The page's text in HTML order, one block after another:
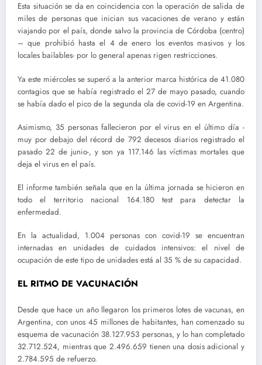
Esta situación se da en coincidencia con la operación de salida de
miles de personas que inician sus vacaciones de verano y están
viajando por el país, donde salvo la provincia de Córdoba (centro)
– que prohibió hasta el 4 de enero los eventos masivos y los
locales bailables- por lo general apenas rigen restricciones.
Ya este miércoles se superó a la anterior marca histórica de 41.080
contagios que se había registrado el 27 de mayo pasado, cuando
se había dado el pico de la segunda ola de covid-19 en Argentina.
Asimismo, 35 personas fallecieron por el virus en el último día -
muy por debajo del récord de 792 decesos diarios registrado el
pasado 22 de junio-, y son ya 117.146 las víctimas mortales que
deja el virus en el país.
El informe también señala que en la última jornada se hicieron en
todo el territorio nacional 164.180 test para detectar la
enfermedad.
En la actualidad, 1.004 personas con covid-19 se encuentran
internadas en unidades de cuidados intensivos: el nivel de
ocupación de este tipo de unidades está al 35 % de su capacidad.
EL RITMO DE VACUNACIÓN
Desde que hace un año llegaron los primeros lotes de vacunas, en
Argentina, con unos 45 millones de habitantes, han comenzado su
esquema de vacunación 38.127.953 personas, y lo han completado
32.712.524, mientras que 2.496.659 tienen una dosis adicional y
2.784.595 de refuerzo.